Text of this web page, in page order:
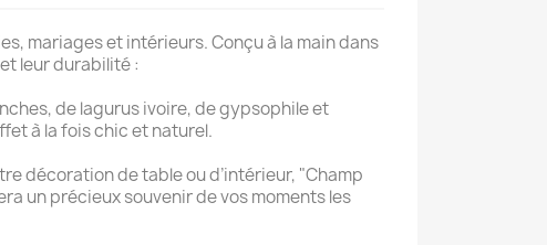
mariages et intérieurs. Conçu à la main dans
leur durabilité :
de lagurus ivoire, de gypsophile et
à la fois chic et naturel.
décoration de table ou d’intérieur, "Champ
un précieux souvenir de vos moments les